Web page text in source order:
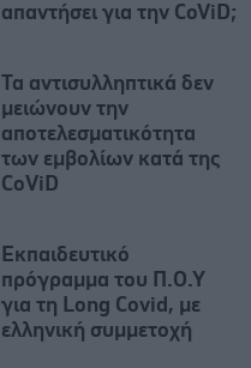
απαντήσει για την CoViD;
Τα αντισυλληπτικά δεν
μειώνουν την
αποτελεσματικότητα
των εμβολίων κατά της
CοViD
Εκπαιδευτικό
πρόγραμμα του Π.Ο.Υ
για τη Long Covid, με
ελληνική συμμετοχή